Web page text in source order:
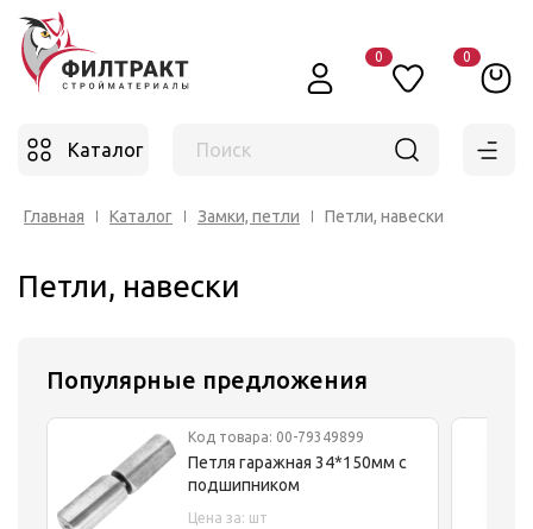
0 0
Каталог Поиск
Главная Каталог Замки, петли Петли, навески
Петли, навески
Популярные предложения
Код товара: 00-79349899
Петля гаражная 34*150мм с
подшипником
Цена за: шт